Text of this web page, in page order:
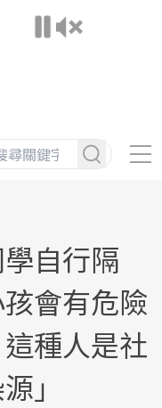
自行隔
會有危險
種人是社
」